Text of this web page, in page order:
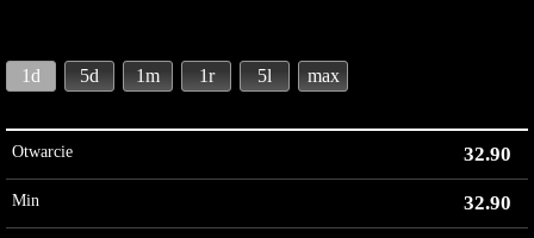
1d 5d 1m 1r 5l max
Otwarcie 32.90
Min 32.90